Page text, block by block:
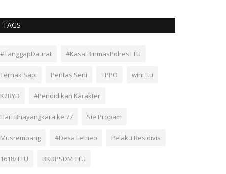
TAGS
#TanggapDaurat #KasatBinmasPolresTTU
Ternak Sapi Pentas Seni TPPO wini ttu
K2RYD #Pendidikan Karakter
Hari Bhayangkara ke 77 Sie Propam
Musrembang #Desa Letneo Pelaku Residivis
1618/TTU BKDPSDM TTU